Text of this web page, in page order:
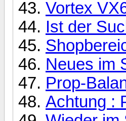
Vortex
Ist der
Neues im
Prop-
Achtung :